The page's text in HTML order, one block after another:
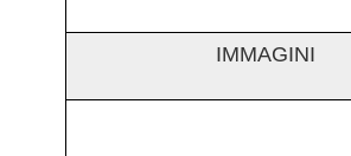
IMMAGINI